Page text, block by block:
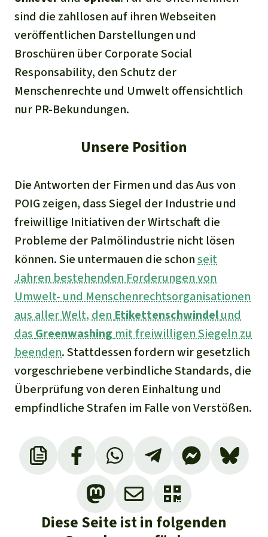
sind die zahllosen auf ihren Webseiten
veröffentlichen Darstellungen und
Broschüren über Corporate Social
Responsability, den Schutz der
Menschenrechte und Umwelt offensichtlich
nur PR-Bekundungen.
Unsere Position
Die Antworten der Firmen und das Aus von
POIG zeigen, dass Siegel der Industrie und
freiwillige Initiativen der Wirtschaft die
Probleme der Palmölindustrie nicht lösen
können. Sie untermauen die schonseit
Jahren bestehenden Forderungen von
Umwelt- und Menschenrechtsorganisationen
aus aller Welt, den Etikettenschwindelund
das Greenwashing mit freiwilligen Siegeln zu
beenden. Stattdessen fordern wir gesetzlich
vorgeschriebene verbindliche Standards, die
Überprüfung von deren Einhaltung und
empfindliche Strafen im Falle von Verstößen.
Greenpeace 2016. A ‘leap forward’ in efforts
to transform the Palm Oil Industry:
https://www.greenpeace.org/southeastasia/
press/772/leap-forward-in-efforts-to-
transform-the-palm-oil-industry/
Diese Seite ist in folgenden